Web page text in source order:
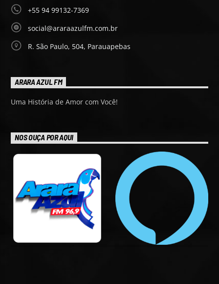
+55 94 99132-7369
social@araraazulfm.com.br
R. São Paulo, 504, Parauapebas
ARARA AZUL FM
Uma História de Amor com Você!
NOS OUÇA POR AQUI